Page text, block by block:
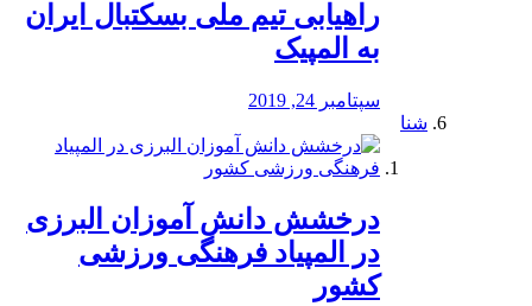
راهیابی تیم ملی بسکتبال ایران
به المپیک
سپتامبر 24, 2019
شنا
درخشش دانش آموزان البرزی
در المپیاد فرهنگی ورزشی
کشور